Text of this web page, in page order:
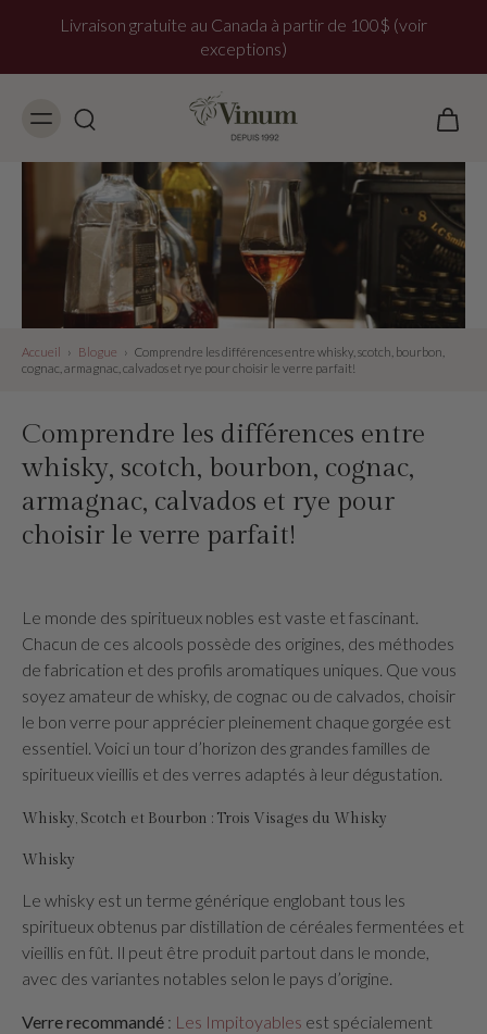
Livraison gratuite au Canada à partir de 100$ (voir
exceptions)
Accueil › Blogue › Comprendre les différences entre whisky, scotch, bourbon,
cognac, armagnac, calvados et rye pour choisir le verre parfait!
Comprendre les différences entre
whisky, scotch, bourbon, cognac,
armagnac, calvados et rye pour
choisir le verre parfait!
Le monde des spiritueux nobles est vaste et fascinant.
Chacun de ces alcools possède des origines, des méthodes
de fabrication et des profils aromatiques uniques. Que vous
soyez amateur de whisky, de cognac ou de calvados, choisir
le bon verre pour apprécier pleinement chaque gorgée est
essentiel. Voici un tour d’horizon des grandes familles de
spiritueux vieillis et des verres adaptés à leur dégustation.
Whisky, Scotch et Bourbon : Trois Visages du Whisky
Whisky
Le whisky est un terme générique englobant tous les
spiritueux obtenus par distillation de céréales fermentées et
vieillis en fût. Il peut être produit partout dans le monde,
avec des variantes notables selon le pays d’origine.
Verre recommandé : Les Impitoyables est spécialement